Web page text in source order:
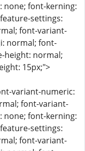
none; font-kerning:
settings:
font-variant-
normal; font-
height: normal;
15px;">
variant-numeric:
font-variant-
none; font-kerning:
settings:
font-variant-